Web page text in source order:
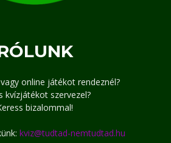
online játékot rendeznél?
kvízjátékot szervezel?
bizalommal!
kviz@tudtad-nemtudtad.hu